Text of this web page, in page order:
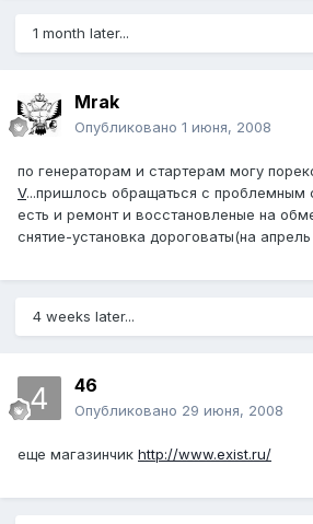
1 month later...
Mrak
Опубликовано 1 июня, 2008
по генераторам и стартерам могу
V...пришлось обращаться с проблемным
есть и ремонт и восстановленые на
снятие-установка дороговаты(на
4 weeks later...
46
Опубликовано 29 июня, 2008
еще магазинчик http://www.exist.ru/